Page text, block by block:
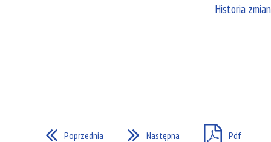
Historia zmian
Poprzednia Następna Pdf